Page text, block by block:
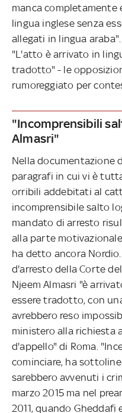
manca completamente
lingua inglese senza
allegati in lingua
"L'atto è arrivato in
tradotto" - le
rumoreggiato per
"Incomprensibili
Almasri"
Nella documentazione
paragrafi in cui vi è
orribili addebitati al
incomprensibile salto
mandato di arresto
alla parte
ha detto ancora
d'arresto della Corte
Njeem Almasri "è
essere tradotto, con
avrebbero reso
ministero alla richiesta
d'appello" di Roma.
cominciare, ha
sarebbero avvenuti i
marzo 2015 ma nel
2011, quando Gheddafi